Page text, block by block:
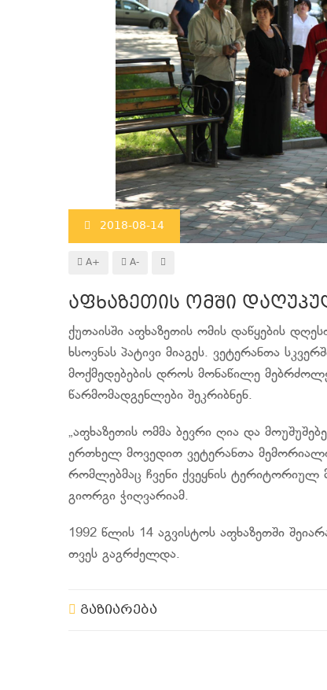
2018-08-14
A+ A-
აფხაზეთის ომში
ქუთაისში აფხაზეთის ომის დაწყების
ხსოვნას პატივი მიაგეს. ვეტერანთა
მოქმედებების დროს მონაწილე
წარმომადგენლები შეკრიბნენ.
„აფხაზეთის ომმა ბევრი ღია და
ერთხელ მოვედით ვეტერანთა
რომლებმაც ჩვენი ქვეყნის ტერიტორიულ
გიორგი ჭიღვარიამ.
1992 წლის 14 აგვისტოს აფხაზეთში
თვეს გაგრძელდა.
გაზიარება